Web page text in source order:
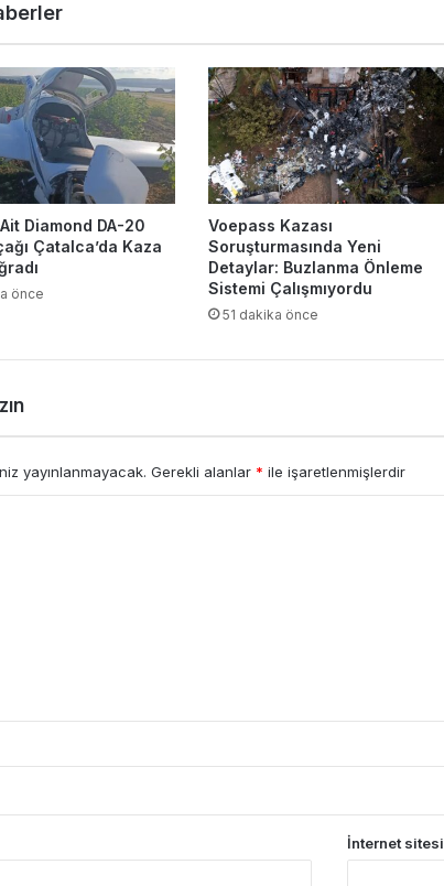
Ait Diamond DA-20
Çatalca’da Kaza
önce
Voepass Kazası
Soruşturmasında Yeni
Detaylar: Buzlanma Önleme
Sistemi Çalışmıyordu
51 dakika önce
yayınlanmayacak. Gerekli alanlar * ile işaretlenmişlerdir
İnternet sitesi